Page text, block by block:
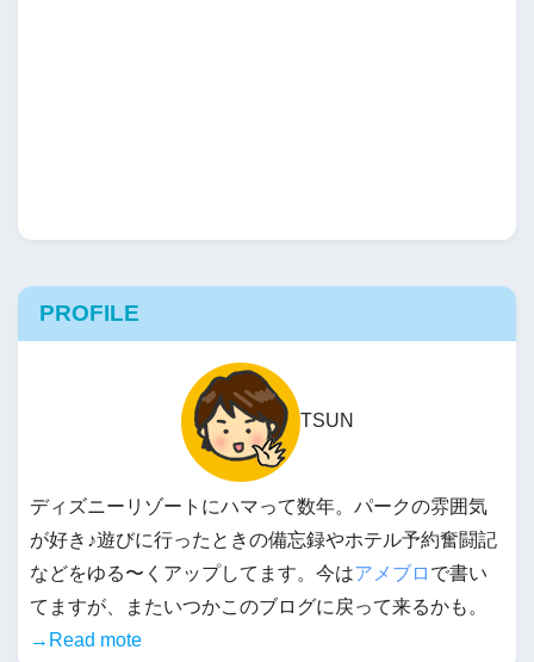
PROFILE
TSUN
ディズニーリゾートにハマって数年。パークの雰囲気
が好き♪遊びに行ったときの備忘録やホテル予約奮闘記
などをゆる〜くアップしてます。今はアメブロ で書い
てますが、またいつかこのブログに戻って来るかも。
→Read mote